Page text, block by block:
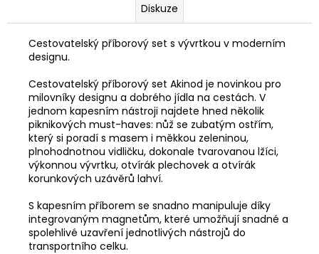
Diskuze
Cestovatelský příborový set s vývrtkou v moderním
designu.
Cestovatelský příborový set Akinod je novinkou pro
milovníky designu a dobrého jídla na cestách. V
jednom kapesním nástroji najdete hned několik
piknikových must-haves: nůž se zubatým ostřím,
který si poradí s masem i měkkou zeleninou,
plnohodnotnou vidličku, dokonale tvarovanou lžíci,
výkonnou vývrtku, otvírák plechovek a otvírák
korunkových uzávěrů lahví.
S kapesním příborem se snadno manipuluje díky
integrovaným magnetům, které umožňují snadné a
spolehlivé uzavření jednotlivých nástrojů do
transportního celku.